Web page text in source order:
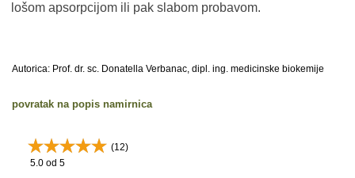
lošom apsorpcijom ili pak slabom probavom.
Autorica: Prof. dr. sc. Donatella Verbanac, dipl. ing. medicinske biokemije
povratak na popis namirnica
(12)
5.0 od 5